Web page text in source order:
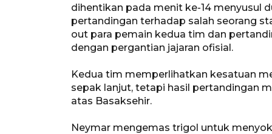
dihentikan pada menit ke-14 menyusul
pertandingan terhadap salah seorang
out para pemain kedua tim dan
dengan pergantian jajaran ofisial.
Kedua tim memperlihatkan kesatuan
sepak lanjut, tetapi hasil pertandingan
atas Basaksehir.
Neymar mengemas trigol untuk